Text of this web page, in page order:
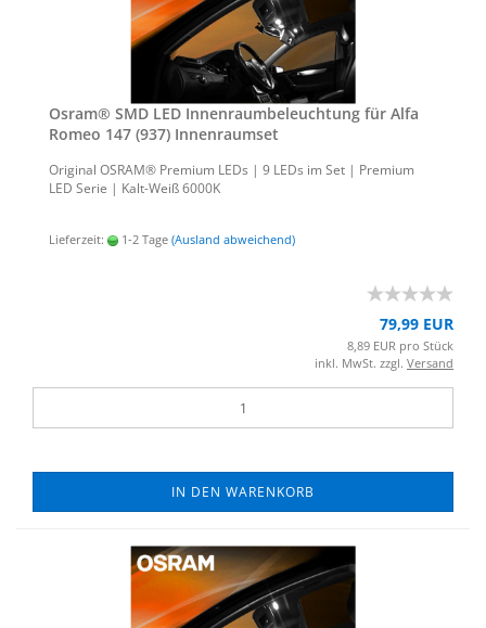
Osram® SMD LED In­nen­raum­be­leuch­tung für Alfa
Romeo 147 (937) In­nen­ra­um­set
Ori­gi­nal OSRAM® Pre­mi­um LEDs | 9 LEDs im Set | Pre­mi­um
LED Serie | Kalt-​Weiß 6000K
Lieferzeit: 1-2 Tage (Ausland abweichend)
79,99 EUR
8,89 EUR pro Stück
inkl. MwSt. zzgl. Versand
IN DEN WARENKORB